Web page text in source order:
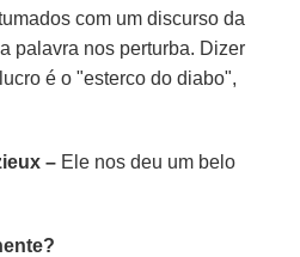
com um discurso da
palavra nos perturba. Dizer
é o "esterco do diabo",
– Ele nos deu um belo